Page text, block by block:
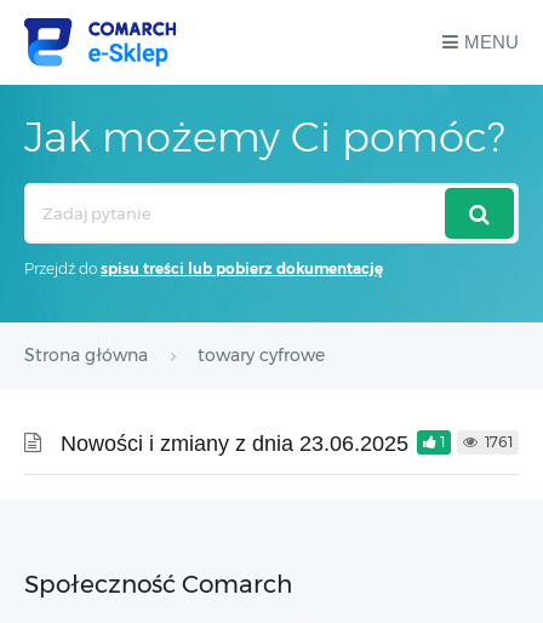
MENU
Jak możemy Ci pomóc?
Przejdź do spisu treści lub pobierz dokumentację
Strona główna towary cyfrowe
Nowości i zmiany z dnia 23.06.2025 1 1761
Społeczność Comarch